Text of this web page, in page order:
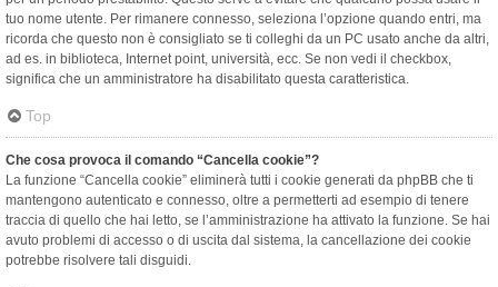
tuo nome utente. Per rimanere connesso, seleziona l’opzione quando entri, ma
ricorda che questo non è consigliato se ti colleghi da un PC usato anche da altri,
ad es. in biblioteca, Internet point, università, ecc. Se non vedi il checkbox,
significa che un amministratore ha disabilitato questa caratteristica.
Top
Che cosa provoca il comando “Cancella cookie”?
La funzione “Cancella cookie” eliminerà tutti i cookie generati da phpBB che ti
mantengono autenticato e connesso, oltre a permetterti ad esempio di tenere
traccia di quello che hai letto, se l’amministrazione ha attivato la funzione. Se hai
avuto problemi di accesso o di uscita dal sistema, la cancellazione dei cookie
potrebbe risolvere tali disguidi.